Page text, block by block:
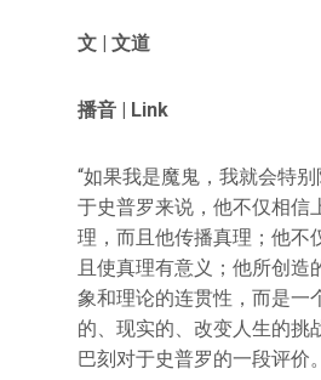
文 | 文道
播音 | Link
“如果我是魔鬼，我就会特
于史普罗来说，他不仅相信
理，而且他传播真理；他不
且使真理有意义；他所创造
象和理论的连贯性，而是一
的、现实的、改变人生的挑
巴刻对于史普罗的一段评价。